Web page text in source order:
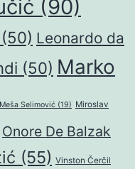
(90)
(50) Leonardo da
(50) Marko
Meša Selimović (19) Miroslav
Onore De Balzak
(55) Vinston Čerčil